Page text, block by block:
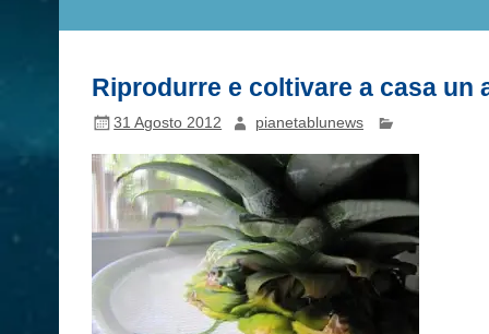
Riprodurre e coltivare a casa un
31 Agosto 2012 pianetablunews